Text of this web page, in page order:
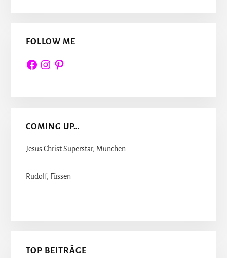
FOLLOW ME
FacebookInstagram
Pinterest
COMING UP…
Jesus Christ Superstar, München
Rudolf, Füssen
TOP BEITRÄGE